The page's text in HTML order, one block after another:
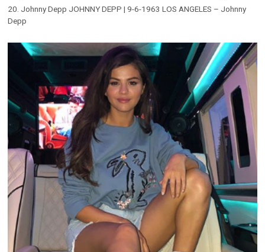
20. Johnny Depp JOHNNY DEPP | 9-6-1963 LOS ANGELES – Johnny
Depp